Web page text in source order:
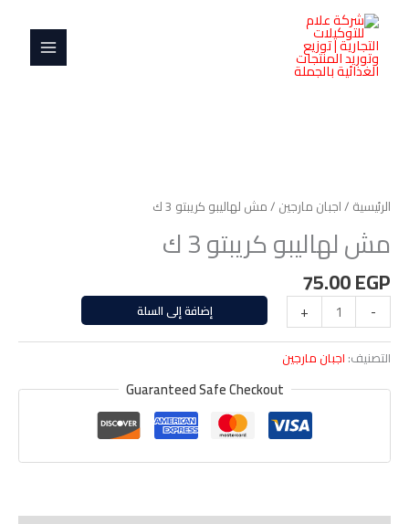
المحتوى
MENU
الرئيسية /اجبان مارجين / مش لهاليبو كريبتو 3 ك
مش لهاليبو كريبتو 3 ك
75.00EGP
-
لهاليبو
كريبتو
3
+
إضافة إلى السلة
التصنيف: اجبان مارجين
Guaranteed Safe Checkout
كريبتو